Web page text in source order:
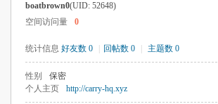
boatbrown0(UID: 52648)
空间访问量
0
统计信息 好友数 0 回帖数 0 主题数 0
性别 保密
个人主页
http://carry-hq.xyz